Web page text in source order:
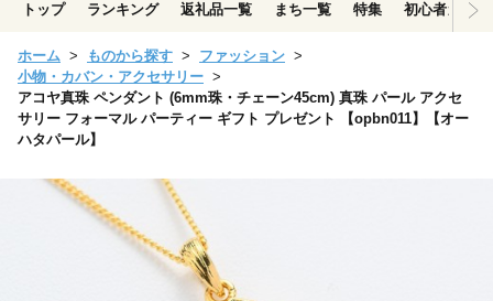
トップ ランキング 返礼品一覧 まち一覧 特集 初心者ガイド
ホーム ものから探す
ファッション
小物・カバン・アクセサリー
アコヤ真珠 ペンダント (6mm珠・チェーン45cm) 真珠 パール アクセ
サリー フォーマル パーティー ギフト プレゼント 【opbn011】【オー
ハタパール】